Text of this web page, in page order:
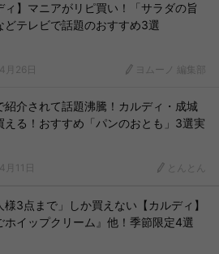
ィ】マニアがリピ買い！「サラダの旨
どテレビで話題のおすすめ3選
26日 ヨムーノ 編集部
紹介されて話題沸騰！カルディ・成城
える！おすすめ「パンのおとも」3選実
11日 とんとん
様3点まで」しか買えない【カルディ】
ホイップクリーム』他！季節限定4選